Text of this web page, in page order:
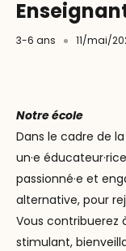
3-6 ans 11/mai/
Notre école
Dans le cadre de
un·e
passionné·e et
alternative, pour
Vous contribuerez
stimulant,